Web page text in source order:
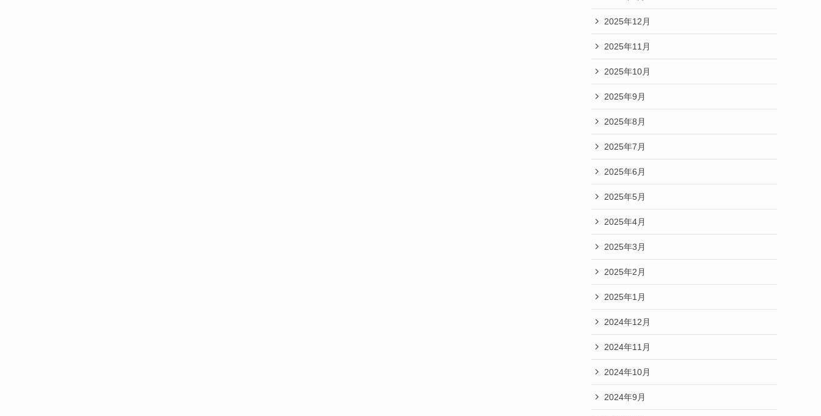
2025年12月
2025年11月
2025年10月
2025年9月
2025年8月
2025年7月
2025年6月
2025年5月
2025年4月
2025年3月
2025年2月
2025年1月
2024年12月
2024年11月
2024年10月
2024年9月